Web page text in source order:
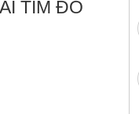
TIM ĐỎ